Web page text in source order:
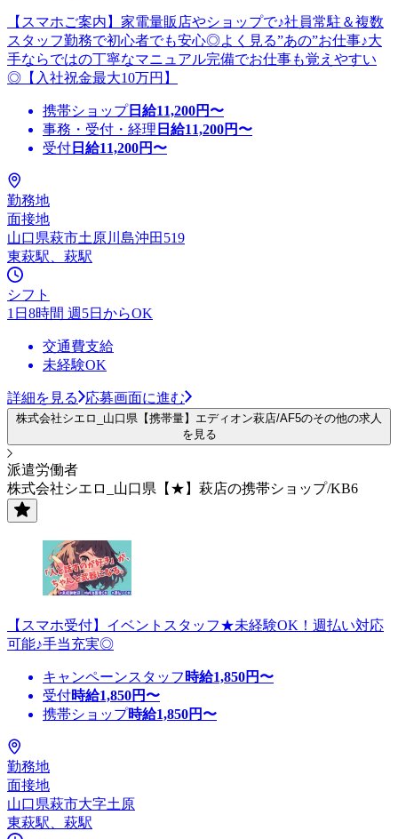
【スマホご案内】家電量販店やショップで♪社員常駐＆複数
スタッフ勤務で初心者でも安心◎よく見る”あの”お仕事♪大
手ならではの丁寧なマニュアル完備でお仕事も覚えやすい
◎【入社祝金最大10万円】
携帯ショップ日給11,200円〜
事務・受付・経理 日給11,200円〜
受付 日給11,200円〜
勤務地
面接地
山口県萩市土原川島沖田519
東萩駅、萩駅
シフト
1日8時間 週5日からOK
交通費支給
未経験OK
詳細を見る 応募画面に進む
株式会社シエロ_山口県【携帯量】エディオン萩店/AF5のその他の求人
を見る
派遣労働者
株式会社シエロ_山口県【★】萩店の携帯ショップ/KB6
【スマホ受付】イベントスタッフ★未経験OK！週払い対応
可能♪手当充実◎
キャンペーンスタッフ 時給1,850円〜
受付時給1,850円〜
携帯ショップ時給1,850円〜
勤務地
面接地
山口県萩市大字土原
東萩駅、萩駅